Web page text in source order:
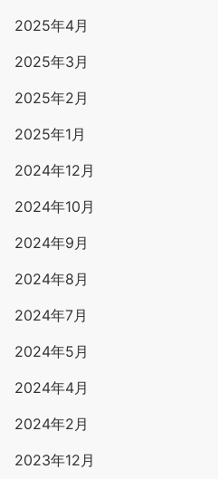
2025年4月
2025年3月
2025年2月
2025年1月
2024年12月
2024年10月
2024年9月
2024年8月
2024年7月
2024年5月
2024年4月
2024年2月
2023年12月